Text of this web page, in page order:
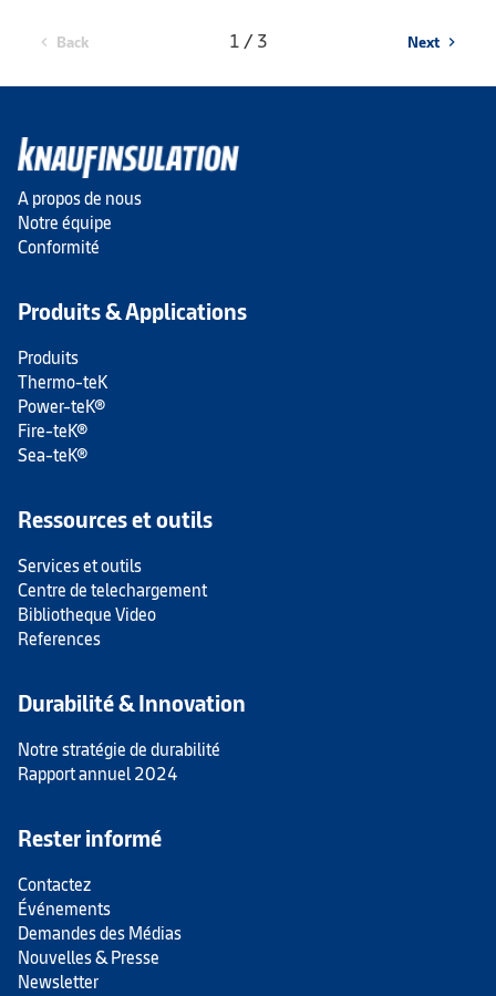
chevron_left Back 1 / 3 Next chevron_right
A propos de nous
Notre équipe
Conformité
Produits & Applications
Produits
Thermo-teK
Power-teK®
Fire-teK®
Sea-teK®
Ressources et outils
Services et outils
Centre de telechargement
Bibliotheque Video
References
Durabilité & Innovation
Notre stratégie de durabilité
Rapport annuel 2024
Rester informé
Contactez
Événements
Demandes des Médias
Nouvelles & Presse
Newsletter